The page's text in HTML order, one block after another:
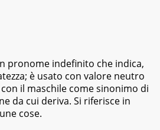
pronome indefinito che indica,
è usato con valore neutro
il maschile come sinonimo di
da cui deriva. Si riferisce in
cose.